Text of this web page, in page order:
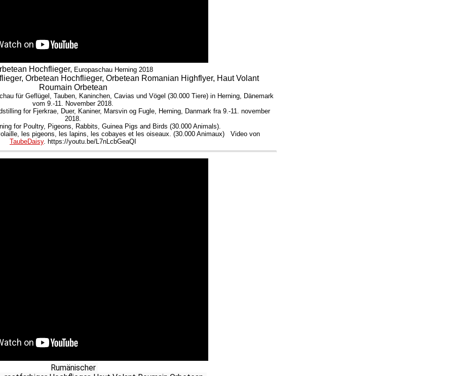
Hochflieger, Europaschau Herning 2018
Orbetean Hochflieger, Orbetean Romanian Highflyer, Haut Volant
Roumain Orbetean
für Geflügel, Tauben, Kaninchen, Cavias und Vögel (30.000 Tiere) in Herning, Dänemark
vom 9.-11. November 2018.
for Fjerkrae, Duer, Kaniner, Marsvin og Fugle, Herning, Danmark fra 9.-11. november
2018.
for Poultry, Pigeons, Rabbits, Guinea Pigs and Birds (30.000 Animals).
les pigeons, les lapins, les cobayes et les oiseaux. (30.000 Animaux) Video von
TaubeDaisy. https://youtu.be/L7nLcbGeaQI
Rumänischer